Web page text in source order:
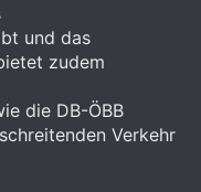
und das
zudem
die DB-ÖBB
Verkehr